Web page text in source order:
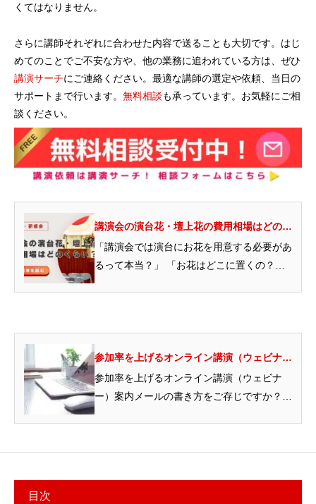
くてはなりません。
さらに講師それぞれに合わせた内容で送ることも大切です。はじ
めてのことでご不安な方や、他の業務に追われている方は、ぜひ
講演サーチにご連絡ください。最適な講師の選定や依頼、当日の
サポートまで行います。 無料相談も承っています。お気軽にご相
談ください。
講演会の演台花・壇上花の費用相場はどのく
らい？お花を置く位置や費用感を解説
「講演会では演台にお花を用意する必要があ
るって本当？」 「お花はどこに置くの？」
参加率を上げるオンライン講演（ウェビナ
ー）案内メールの書き方｜基本構成とタイミ
参加率を上げるオンライン講演（ウェビナ
ー）案内メールの書き方をご存じですか？
目次